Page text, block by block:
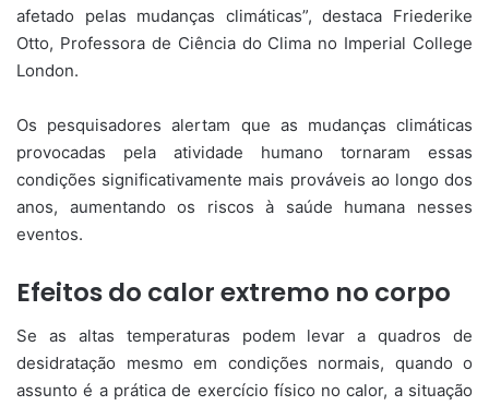
afetado pelas mudanças climáticas”, destaca Friederike
Otto, Professora de Ciência do Clima no Imperial College
London.
Os pesquisadores alertam que as mudanças climáticas
provocadas pela atividade humano tornaram essas
condições significativamente mais prováveis ao longo dos
anos, aumentando os riscos à saúde humana nesses
eventos.
Efeitos do calor extremo no corpo
Se as altas temperaturas podem levar a quadros de
desidratação mesmo em condições normais, quando o
assunto é a prática de exercício físico no calor, a situação